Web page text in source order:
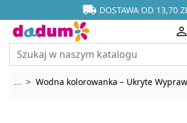

 DOSTAWA OD 13,70



... Rozwiń breadcrumbs
Wodna kolorowanka – Ukryte